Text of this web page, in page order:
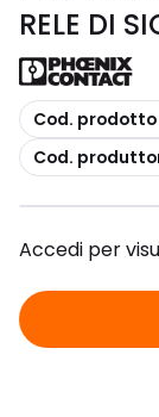
RELE DI
copia
Cod. prodotto
copia
Cod.
Accedi per